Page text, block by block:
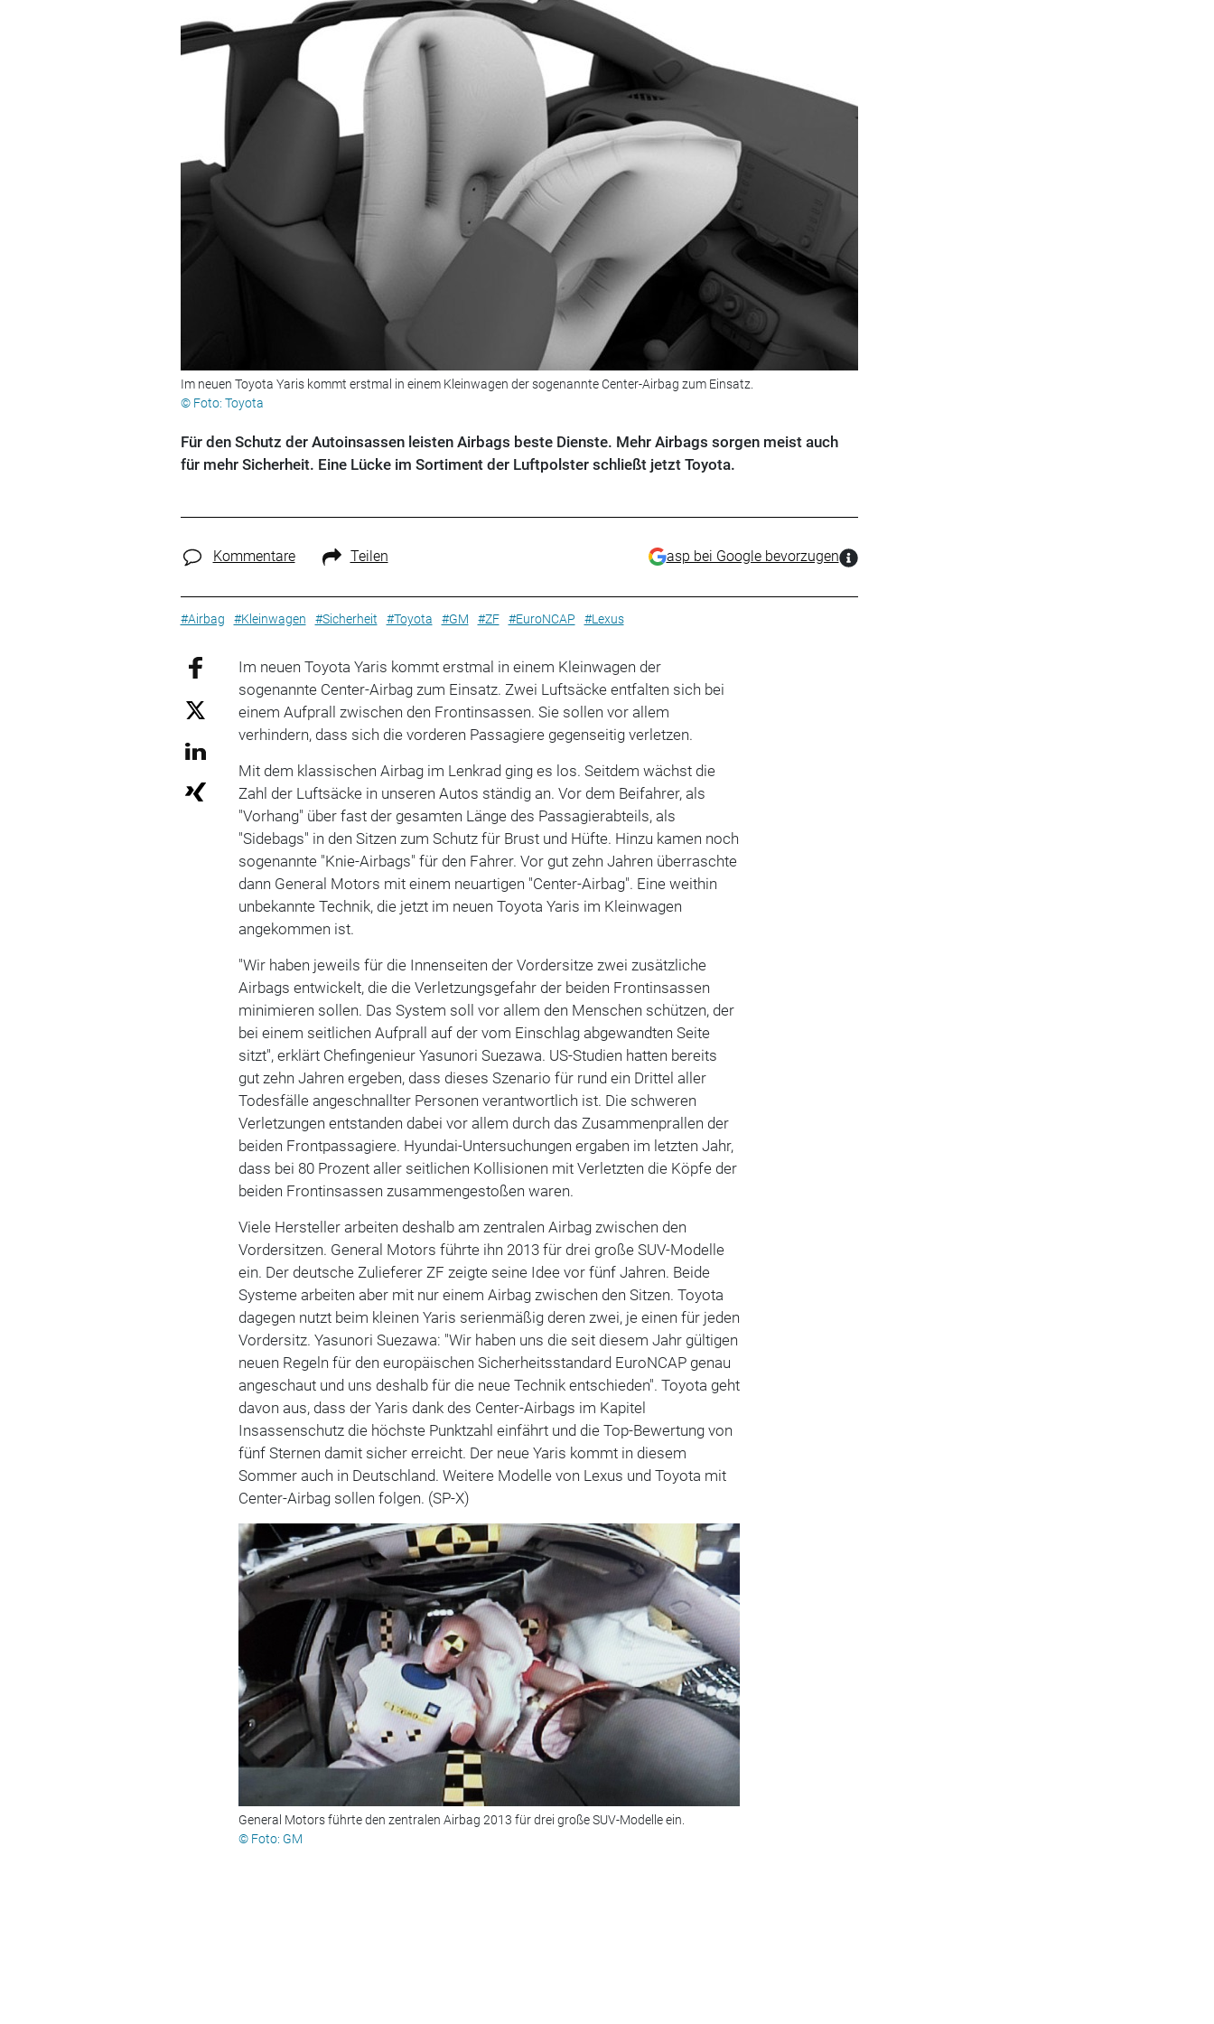
Im neuen Toyota Yaris kommt erstmal in einem Kleinwagen der sogenannte Center-Airbag zum Einsatz.
© Foto: Toyota
Für den Schutz der Autoinsassen leisten Airbags beste Dienste. Mehr Airbags sorgen meist auch
für mehr Sicherheit. Eine Lücke im Sortiment der Luftpolster schließt jetzt Toyota.
Kommentare Teilen asp bei Google bevorzugen
#Airbag #Kleinwagen #Sicherheit #Toyota #GM #ZF #EuroNCAP #Lexus
Im neuen Toyota Yaris kommt erstmal in einem Kleinwagen der
sogenannte Center-Airbag zum Einsatz. Zwei Luftsäcke entfalten sich bei
einem Aufprall zwischen den Frontinsassen. Sie sollen vor allem
verhindern, dass sich die vorderen Passagiere gegenseitig verletzen.
Mit dem klassischen Airbag im Lenkrad ging es los. Seitdem wächst die
Zahl der Luftsäcke in unseren Autos ständig an. Vor dem Beifahrer, als
"Vorhang" über fast der gesamten Länge des Passagierabteils, als
"Sidebags" in den Sitzen zum Schutz für Brust und Hüfte. Hinzu kamen noch
sogenannte "Knie-Airbags" für den Fahrer. Vor gut zehn Jahren überraschte
dann General Motors mit einem neuartigen "Center-Airbag". Eine weithin
unbekannte Technik, die jetzt im neuen Toyota Yaris im Kleinwagen
angekommen ist.
"Wir haben jeweils für die Innenseiten der Vordersitze zwei zusätzliche
Airbags entwickelt, die die Verletzungsgefahr der beiden Frontinsassen
minimieren sollen. Das System soll vor allem den Menschen schützen, der
bei einem seitlichen Aufprall auf der vom Einschlag abgewandten Seite
sitzt", erklärt Chefingenieur Yasunori Suezawa. US-Studien hatten bereits
gut zehn Jahren ergeben, dass dieses Szenario für rund ein Drittel aller
Todesfälle angeschnallter Personen verantwortlich ist. Die schweren
Verletzungen entstanden dabei vor allem durch das Zusammenprallen der
beiden Frontpassagiere. Hyundai-Untersuchungen ergaben im letzten Jahr,
dass bei 80 Prozent aller seitlichen Kollisionen mit Verletzten die Köpfe der
beiden Frontinsassen zusammengestoßen waren.
Viele Hersteller arbeiten deshalb am zentralen Airbag zwischen den
Vordersitzen. General Motors führte ihn 2013 für drei große SUV-Modelle
ein. Der deutsche Zulieferer ZF zeigte seine Idee vor fünf Jahren. Beide
Systeme arbeiten aber mit nur einem Airbag zwischen den Sitzen. Toyota
dagegen nutzt beim kleinen Yaris serienmäßig deren zwei, je einen für jeden
Vordersitz. Yasunori Suezawa: "Wir haben uns die seit diesem Jahr gültigen
neuen Regeln für den europäischen Sicherheitsstandard EuroNCAP genau
angeschaut und uns deshalb für die neue Technik entschieden". Toyota geht
davon aus, dass der Yaris dank des Center-Airbags im Kapitel
Insassenschutz die höchste Punktzahl einfährt und die Top-Bewertung von
fünf Sternen damit sicher erreicht. Der neue Yaris kommt in diesem
Sommer auch in Deutschland. Weitere Modelle von Lexus und Toyota mit
Center-Airbag sollen folgen. (SP-X)
General Motors führte den zentralen Airbag 2013 für drei große SUV-Modelle ein.
© Foto: GM